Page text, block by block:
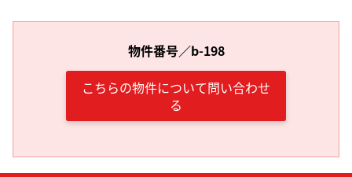
物件番号／b-198
こちらの物件について問い合わせ
る